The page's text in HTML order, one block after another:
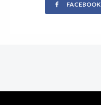
FACEBOOK